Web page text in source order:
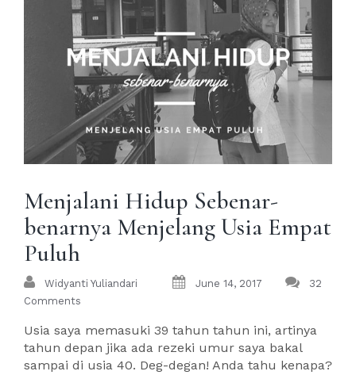
Menjalani Hidup Sebenar-
benarnya Menjelang Usia Empat
Puluh
Widyanti Yuliandari June 14, 2017
32
Comments
Usia saya memasuki 39 tahun tahun ini, artinya
tahun depan jika ada rezeki umur saya bakal
sampai di usia 40. Deg-degan! Anda tahu kenapa?